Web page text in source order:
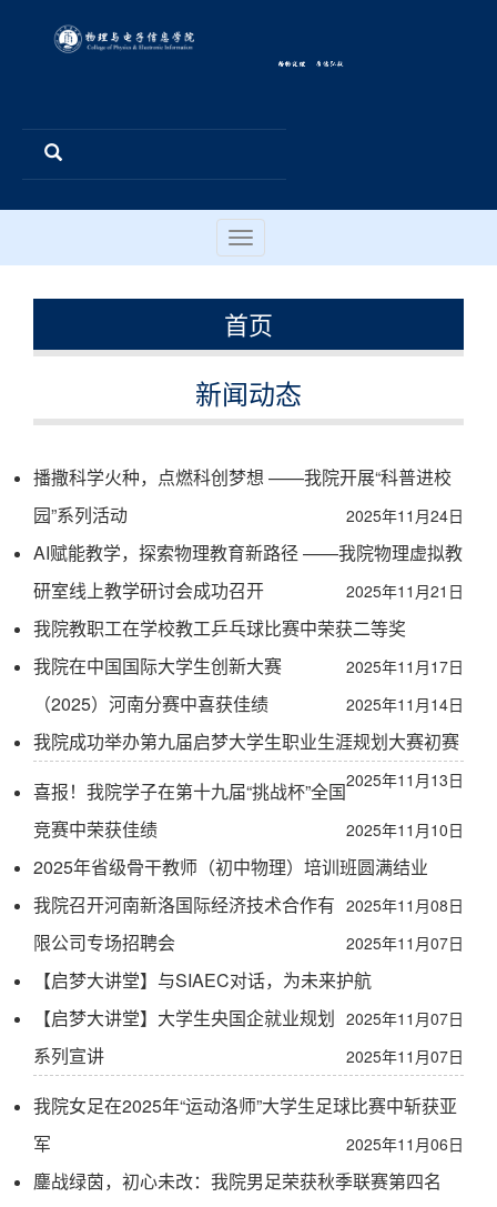
Toggle
navigation
首页
新闻动态
播撒科学火种，点燃科创梦想 ——我院开展“科普进校
园”系列活动
2025年11月24日
AI赋能教学，探索物理教育新路径 ——我院物理虚拟教
研室线上教学研讨会成功召开
2025年11月21日
我院教职工在学校教工乒乓球比赛中荣获二等奖
2025年11月17日
我院在中国国际大学生创新大赛
（2025）河南分赛中喜获佳绩
2025年11月14日
我院成功举办第九届启梦大学生职业生涯规划大赛初赛
2025年11月13日
喜报！我院学子在第十九届“挑战杯”全国
竞赛中荣获佳绩
2025年11月10日
2025年省级骨干教师（初中物理）培训班圆满结业
2025年11月08日
我院召开河南新洛国际经济技术合作有
限公司专场招聘会
2025年11月07日
【启梦大讲堂】与SIAEC对话，为未来护航
2025年11月07日
【启梦大讲堂】大学生央国企就业规划
系列宣讲
2025年11月07日
我院女足在2025年“运动洛师”大学生足球比赛中斩获亚
军
2025年11月06日
鏖战绿茵，初心未改：我院男足荣获秋季联赛第四名